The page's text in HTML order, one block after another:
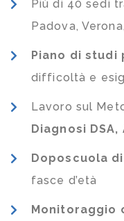
Più di 40 sedi
Padova,
Piano di studi
difficoltà e
Lavoro sul
Diagnosi DSA,
Doposcuola
fasce d’età
Monitoraggio